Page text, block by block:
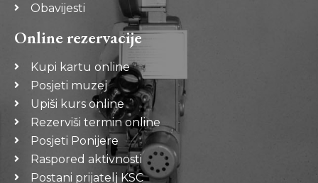
Obavijesti
Online rezervacije
Kupi kartu online
Posjeti muzej
Upiši kurs online
Rezerviši termin online
Posjeti Ponijere
Raspored aktivnosti
Postani prijatelj KSC